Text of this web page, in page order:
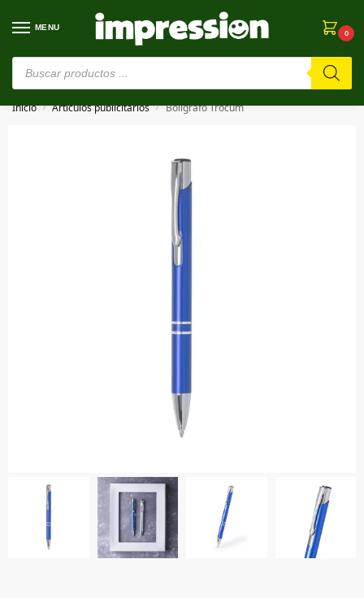
MENU
0
⚠️ Estamos en pruebas. Si algo falla, ¡Perdón!⚠️
Inicio / Artículos publicitarios / Bolígrafo Trocum